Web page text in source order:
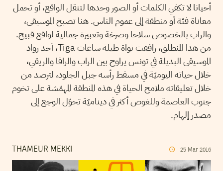
أحيانا لا تكفي الكلمات أو الصور وحدها لتنقل الواقع، أو تحمل
معاناة فئة أو منطقة إلى عموم الناس. هنا تصبح الموسيقى،
والراب بالخصوص سلاحا وصرخة وتعبيرة جمالية لواقع قبيح.
من هذا المنطلق، رافقت نواة طيلة ساعات Tiga، أحد رواد
الموسيقى البديلة في تونس يراوح بين الراب والراقا والريقي،
خلال حياته اليوميّة في مسقط رأسه جبل الجلود، لترصد من
خلال تعليقاته ملامح الحياة في هذه المنطقة المهمّشة على تخوم
جنوب العاصمة وللغوص أكثر في ديناميّة تحوّل الوجع إلى
مصدر إلهام.
THAMEUR MEKKI 25 Mar 2016